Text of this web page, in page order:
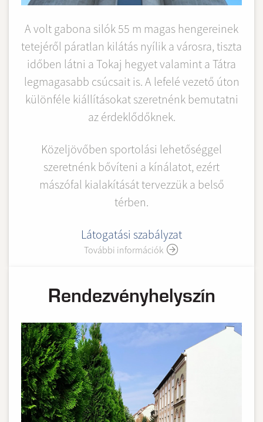
A volt gabona silók 55 m magas hengereinek
tetejéről páratlan kilátás nyílik a városra, tiszta
időben látni a Tokaj hegyet valamint a Tátra
legmagasabb csúcsait is. A lefelé vezető úton
különféle kiállításokat szeretnénk bemutatni
az érdeklődőknek.
Közeljövőben sportolási lehetőséggel
szeretnénk bővíteni a kínálatot, ezért
mászófal kialakítását tervezzük a belső
térben.
Látogatási szabályzat
További információk
Rendezvényhelyszín